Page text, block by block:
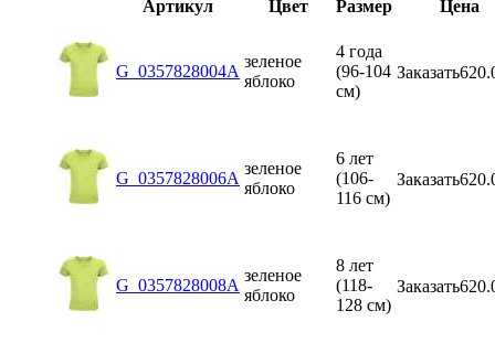
Артикул
Цвет Размер Цена
G_0357828004A
зеленое
яблоко
4 года
(96-104
см)
Заказать
G_0357828006A
зеленое
яблоко
6 лет
(106-
116 см)
Заказать
G_0357828008A
зеленое
яблоко
8 лет
(118-
128 см)
Заказать